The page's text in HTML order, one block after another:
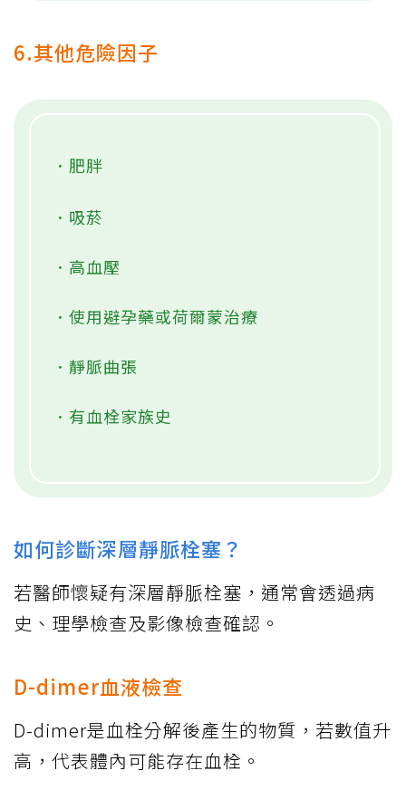
6.其他危險因子
．肥胖
．吸菸
．高血壓
．使用避孕藥或荷爾蒙治療
．靜脈曲張
．有血栓家族史
如何診斷深層靜脈栓塞？
若醫師懷疑有深層靜脈栓塞，通常會透過病
史、理學檢查及影像檢查確認。
D-dimer血液檢查
D-dimer是血栓分解後產生的物質，若數值升
高，代表體內可能存在血栓。